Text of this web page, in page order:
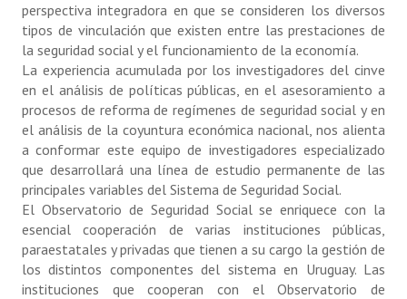
perspectiva integradora en que se consideren los diversos
tipos de vinculación que existen entre las prestaciones de
la seguridad social y el funcionamiento de la economía.
La experiencia acumulada por los investigadores del cinve
en el análisis de políticas públicas, en el asesoramiento a
procesos de reforma de regímenes de seguridad social y en
el análisis de la coyuntura económica nacional, nos alienta
a conformar este equipo de investigadores especializado
que desarrollará una línea de estudio permanente de las
principales variables del Sistema de Seguridad Social.
El Observatorio de Seguridad Social se enriquece con la
esencial cooperación de varias instituciones públicas,
paraestatales y privadas que tienen a su cargo la gestión de
los distintos componentes del sistema en Uruguay. Las
instituciones que cooperan con el Observatorio de